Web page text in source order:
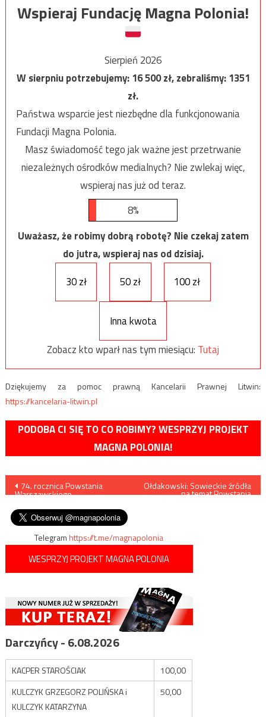
Wspieraj Fundację Magna Polonia!
Sierpień 2026
W sierpniu potrzebujemy:16 500zł, zebraliśmy:1351
zł.
Państwa wsparcie jest niezbędne dla funkcjonowania
Fundacji Magna Polonia.
Masz świadomość tego jak ważne jest przetrwanie
niezależnych ośrodków medialnych? Nie zwlekaj więc,
wspieraj nas już od teraz.
8%
Uważasz, że robimy dobrą robotę? Nie czekaj zatem
do jutra, wspieraj nas od dzisiaj.
30 zł
50 zł 100 zł
Inna kwota
Zobacz kto wparł nas tym miesiącu: Tutaj
Dziękujemy za pomoc prawną Kancelarii Prawnej Litwin:
https://kancelaria-litwin.pl
PODOBA CI SIĘ TO CO ROBIMY? WESPRZYJ PROJEKT
MAGNA POLONIA!
Nawigacja
wpisu
74. rocznica Powstania
Warszawskiego –
Ołdakowski: Sowieckie źródła
na temat Powstania
Telegramhttps://t.me/magnapolonia
WESPRZYJ PROJEKT MAGNA POLONIA
Darczyńcy - 6.08.2026
KACPER STAROŚCIAK
100,00
KULCZYK GRZEGORZ POLIŃSKA i
KULCZYK KATARZYNA
50,00